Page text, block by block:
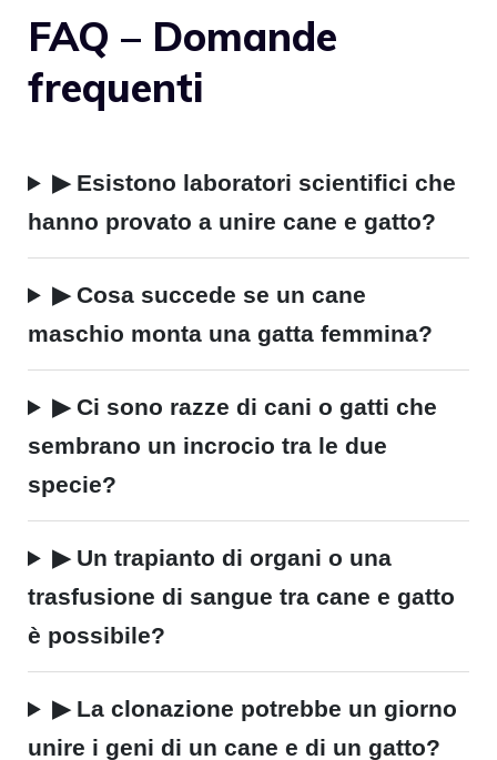
FAQ – Domande
frequenti
▶ Esistono laboratori scientifici che
hanno provato a unire cane e gatto?
▶ Cosa succede se un cane
maschio monta una gatta femmina?
▶ Ci sono razze di cani o gatti che
sembrano un incrocio tra le due
specie?
▶ Un trapianto di organi o una
trasfusione di sangue tra cane e gatto
è possibile?
▶ La clonazione potrebbe un giorno
unire i geni di un cane e di un gatto?